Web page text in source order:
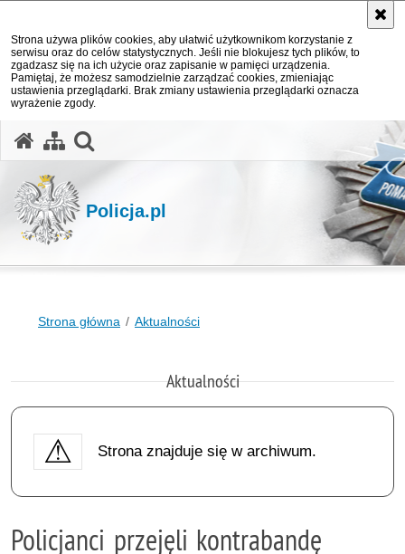
Strona używa plików cookies, aby ułatwić użytkownikom korzystanie z
serwisu oraz do celów statystycznych. Jeśli nie blokujesz tych plików, to
zgadzasz się na ich użycie oraz zapisanie w pamięci urządzenia.
Pamiętaj, że możesz samodzielnie zarządzać cookies, zmieniając
ustawienia przeglądarki. Brak zmiany ustawienia przeglądarki oznacza
wyrażenie zgody.
Policja.pl
Strona główna Aktualności
Aktualności
Strona znajduje się w archiwum.
Policjanci przejęli kontrabandę